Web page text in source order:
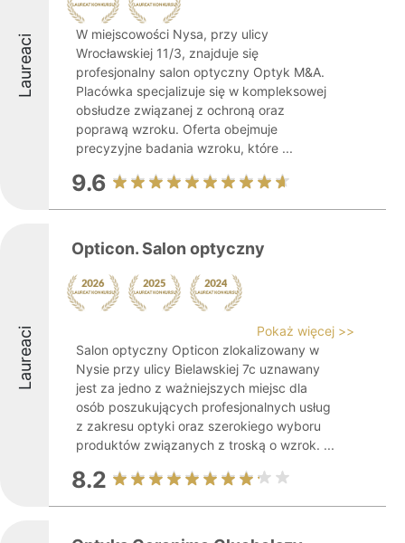
Laureaci
W miejscowości Nysa, przy ulicy
Wrocławskiej 11/3, znajduje się
profesjonalny salon optyczny Optyk M&A.
Placówka specjalizuje się w kompleksowej
obsłudze związanej z ochroną oraz
poprawą wzroku. Oferta obejmuje
precyzyjne badania wzroku, które ...
9.6
Laureaci
Opticon. Salon optyczny
Pokaż więcej >>
Salon optyczny Opticon zlokalizowany w
Nysie przy ulicy Bielawskiej 7c uznawany
jest za jedno z ważniejszych miejsc dla
osób poszukujących profesjonalnych usług
z zakresu optyki oraz szerokiego wyboru
produktów związanych z troską o wzrok. ...
8.2